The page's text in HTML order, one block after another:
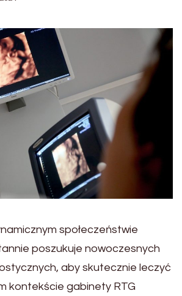
społeczeństwie
poszukuje nowoczesnych
aby skutecznie leczyć
kontekście gabinety RTG